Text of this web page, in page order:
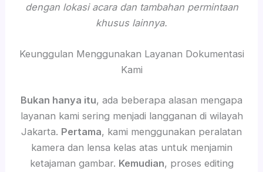
dengan lokasi acara dan tambahan permintaan
khusus lainnya.
Keunggulan Menggunakan Layanan Dokumentasi
Kami
Bukan hanya itu, ada beberapa alasan mengapa
layanan kami sering menjadi langganan di wilayah
Jakarta. Pertama, kami menggunakan peralatan
kamera dan lensa kelas atas untuk menjamin
ketajaman gambar. Kemudian, proses editing